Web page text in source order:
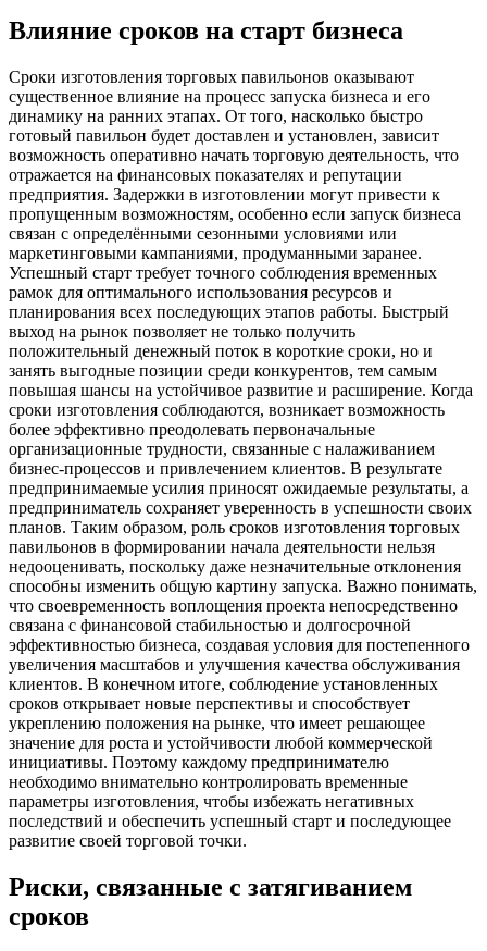
Влияние сроков на старт бизнеса
Сроки изготовления торговых павильонов оказывают
существенное влияние на процесс запуска бизнеса и его
динамику на ранних этапах. От того, насколько быстро
готовый павильон будет доставлен и установлен, зависит
возможность оперативно начать торговую деятельность, что
отражается на финансовых показателях и репутации
предприятия. Задержки в изготовлении могут привести к
пропущенным возможностям, особенно если запуск бизнеса
связан с определёнными сезонными условиями или
маркетинговыми кампаниями, продуманными заранее.
Успешный старт требует точного соблюдения временных
рамок для оптимального использования ресурсов и
планирования всех последующих этапов работы. Быстрый
выход на рынок позволяет не только получить
положительный денежный поток в короткие сроки, но и
занять выгодные позиции среди конкурентов, тем самым
повышая шансы на устойчивое развитие и расширение. Когда
сроки изготовления соблюдаются, возникает возможность
более эффективно преодолевать первоначальные
организационные трудности, связанные с налаживанием
бизнес-процессов и привлечением клиентов. В результате
предпринимаемые усилия приносят ожидаемые результаты, а
предприниматель сохраняет уверенность в успешности своих
планов. Таким образом, роль сроков изготовления торговых
павильонов в формировании начала деятельности нельзя
недооценивать, поскольку даже незначительные отклонения
способны изменить общую картину запуска. Важно понимать,
что своевременность воплощения проекта непосредственно
связана с финансовой стабильностью и долгосрочной
эффективностью бизнеса, создавая условия для постепенного
увеличения масштабов и улучшения качества обслуживания
клиентов. В конечном итоге, соблюдение установленных
сроков открывает новые перспективы и способствует
укреплению положения на рынке, что имеет решающее
значение для роста и устойчивости любой коммерческой
инициативы. Поэтому каждому предпринимателю
необходимо внимательно контролировать временные
параметры изготовления, чтобы избежать негативных
последствий и обеспечить успешный старт и последующее
развитие своей торговой точки.
Риски, связанные с затягиванием
сроков